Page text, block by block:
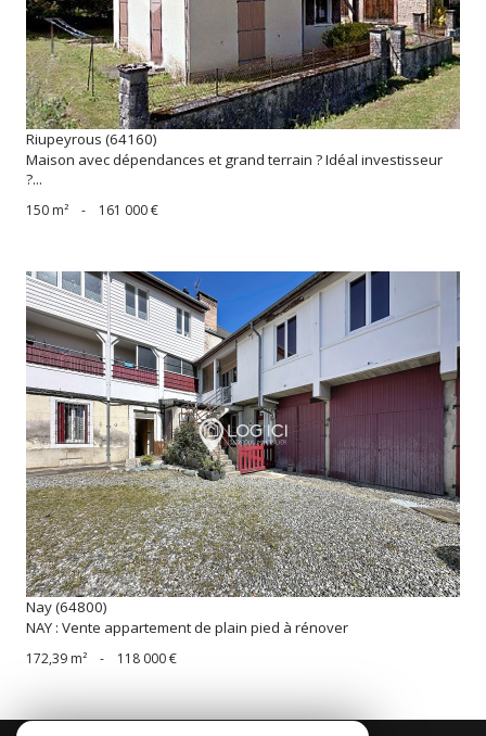
Riupeyrous (64160)
Maison avec dépendances et grand terrain ? Idéal investisseur
?...
150 m² - 161 000 €
voir le bien
Nay (64800)
NAY : Vente appartement de plain pied à rénover
172,39 m² - 118 000 €